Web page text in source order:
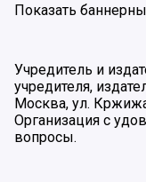
Показать
Учредитель и
учредителя,
Москва, ул.
Организация с
вопросы.